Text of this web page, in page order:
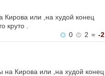
Кирова или ,на худой конец
круто .
0
2 = -2
на Кирова или ,на худой конец